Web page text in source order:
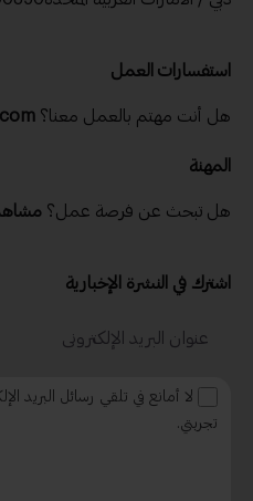
استفسارات العمل
هل أنت مهتم بالعمل معنا؟
المهنة
هل تبحث عن فرصة عمل؟
اشترك في النشرة الإخبارية
لا أمانع في تلقي رسائل البريد
تجربتي.
تابع نشراتنا الإخبارية
البريد